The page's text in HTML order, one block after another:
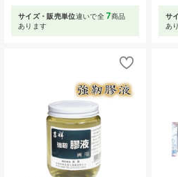
サイズ・販売単位違いで全 7商品
あります
サ
あ